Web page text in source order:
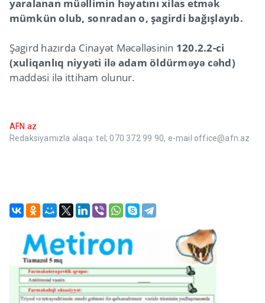
yaralanan müəllimin həyatını xilas etmək
mümkün olub, sonradan o, şagirdi bağışlayıb.
Şagird hazırda Cinayət Məcəlləsinin 120.2.2-ci
(xuliqanlıq niyyəti ilə adam öldürməyə cəhd)
maddəsi ilə ittiham olunur.
AFN.az
Redaksiyamızla əlaqə: tel; 070 372 99 90, e-mail office@afn.az